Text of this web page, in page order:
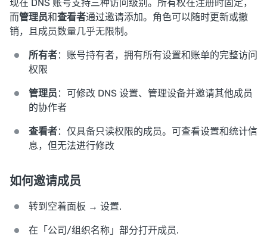
现在 DNS 账号支持三种访问级别。所有权在注册时固定，
而管理员和查看者通过邀请添加。角色可以随时更新或撤
销，且成员数量几乎无限制。
所有者：账号持有者，拥有所有设置和账单的完整访问
权限
管理员 ：可修改 DNS 设置、管理设备并邀请其他成员
的协作者
查看者：仅具备只读权限的成员。可查看设置和统计信
息，但无法进行修改
如何邀请成员
转到空着面板 → 设置.
在「公司/组织名称」部分打开成员.